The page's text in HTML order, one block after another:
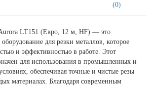
(0)
LT151 (Евро, 12 м, HF) — это
оборудование для резки металлов, которое
и эффективностью в работе. Этот
для использования в промышленных и
обеспечивая точные и чистые резы
материалах. Благодаря современным